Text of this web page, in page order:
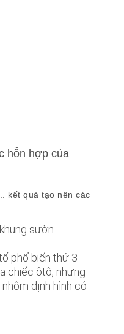
hỗn hợp của
kết quả tạo nên các
sườn
phổ biến thứ 3
chiếc ôtô, nhưng
định hình có